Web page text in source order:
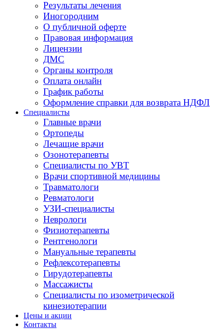
Результаты лечения
Иногородним
О публичной оферте
Правовая информация
Лицензии
ДМС
Органы контроля
Оплата онлайн
График работы
Оформление справки для возврата НДФЛ
Специалисты
Главные врачи
Ортопеды
Лечащие врачи
Озонотерапевты
Специалисты по УВТ
Врачи спортивной медицины
Травматологи
Ревматологи
УЗИ-специалисты
Неврологи
Физиотерапевты
Рентгенологи
Мануальные терапевты
Рефлексотерапевты
Гирудотерапевты
Массажисты
Специалисты по изометрической
кинезиотерапии
Цены и акции
Контакты